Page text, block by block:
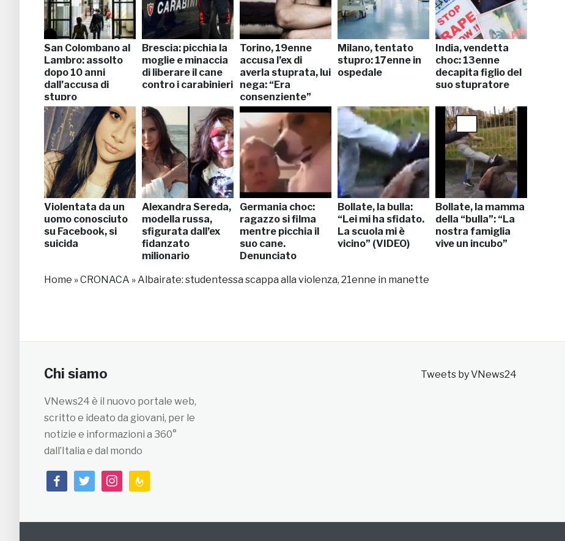
San Colombano al
Lambro: assolto
dopo 10 anni
dall’accusa di
stupro
Brescia: picchia la
moglie e minaccia
di liberare il cane
contro i carabinieri
Torino, 19enne
accusa l’ex di
averla stuprata, lui
nega: “Era
consenziente”
Milano, tentato
stupro: 17enne in
ospedale
India, vendetta
choc: 13enne
decapita figlio del
suo stupratore
Violentata da un
uomo conosciuto
su Facebook, si
suicida
Alexandra Sereda,
modella russa,
sfigurata dall’ex
fidanzato
milionario
Germania choc:
ragazzo si filma
mentre picchia il
suo cane.
Denunciato
Bollate, la bulla:
“Lei mi ha sfidato.
La scuola mi è
vicino” (VIDEO)
Bollate, la mamma
della “bulla”: “La
nostra famiglia
vive un incubo”
Home »CRONACA »Albairate: studentessa scappa alla violenza, 21enne in manette
Chi siamo
VNews24 è il nuovo portale web,
scritto e ideato da giovani, per le
notizie e informazioni a 360°
dall’Italia e dal mondo
facebooktwitterinstagramfeedburner
Tweets by VNews24